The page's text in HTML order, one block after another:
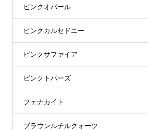
ピンクオパール
ピンクカルセドニー
ピンクサファイア
ピンクトパーズ
フェナカイト
ブラウンルチルクォーツ